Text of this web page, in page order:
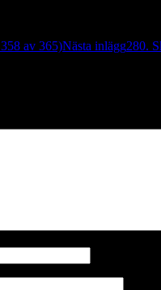
av 365)Nästa inlägg280.